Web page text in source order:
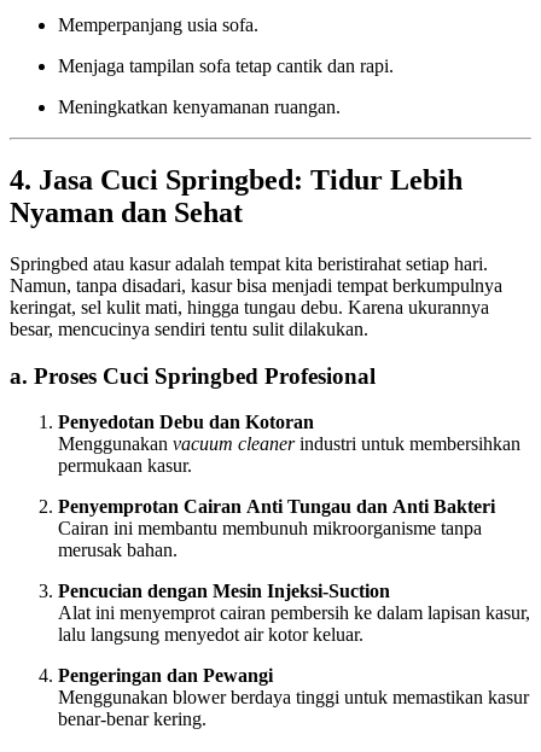
Memperpanjang usia sofa.
Menjaga tampilan sofa tetap cantik dan rapi.
Meningkatkan kenyamanan ruangan.
4. Jasa Cuci Springbed: Tidur Lebih
Nyaman dan Sehat
Springbed atau kasur adalah tempat kita beristirahat setiap hari.
Namun, tanpa disadari, kasur bisa menjadi tempat berkumpulnya
keringat, sel kulit mati, hingga tungau debu. Karena ukurannya
besar, mencucinya sendiri tentu sulit dilakukan.
a. Proses Cuci Springbed Profesional
Penyedotan Debu dan Kotoran
Menggunakan vacuum cleanerindustri untuk membersihkan
permukaan kasur.
Penyemprotan Cairan Anti Tungau dan Anti Bakteri
Cairan ini membantu membunuh mikroorganisme tanpa
merusak bahan.
Pencucian dengan Mesin Injeksi-Suction
Alat ini menyemprot cairan pembersih ke dalam lapisan kasur,
lalu langsung menyedot air kotor keluar.
Pengeringan dan Pewangi
Menggunakan blower berdaya tinggi untuk memastikan kasur
benar-benar kering.